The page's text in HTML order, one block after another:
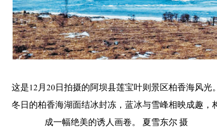
这是12月20日拍摄的阿坝县莲宝叶则景区柏香海风光
冬日的柏香海湖面结冰封冻，蓝冰与雪峰相映成趣，
成一幅绝美的诱人画卷。 夏雪东尔 摄